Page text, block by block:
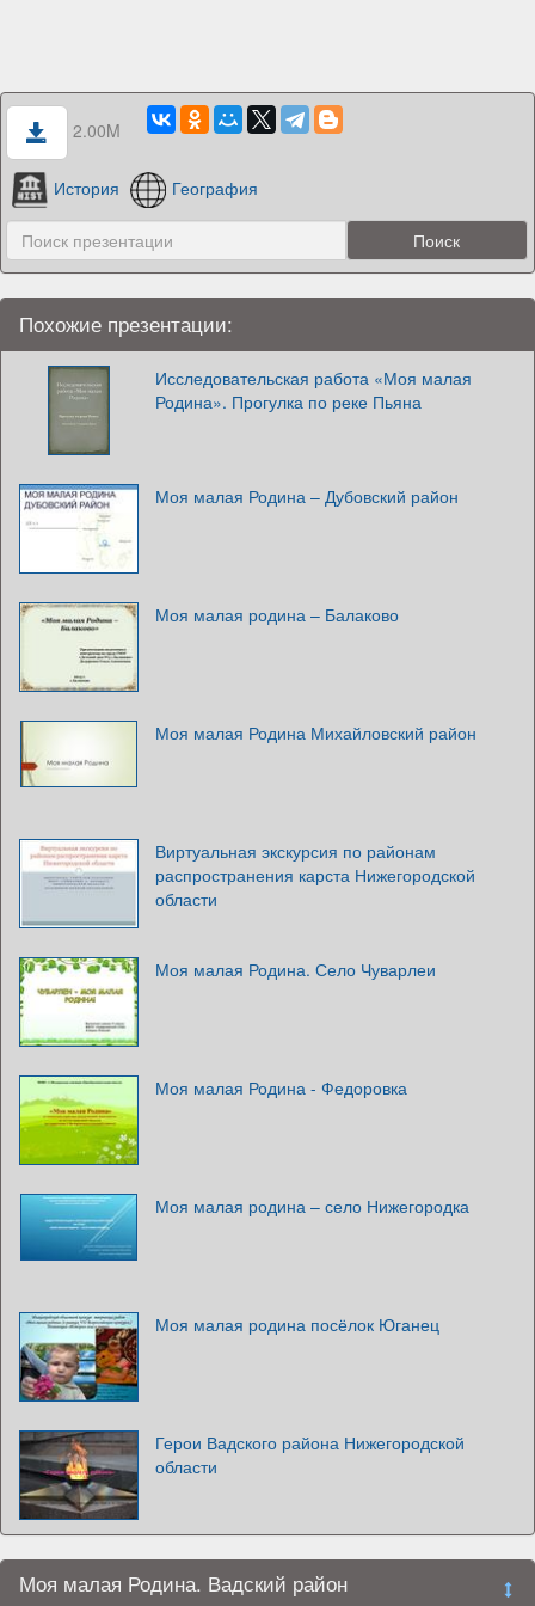
2.00M
История География
Похожие презентации:
Исследовательская работа «Моя малая
Родина». Прогулка по реке Пьяна
Моя малая Родина – Дубовский район
Моя малая родина – Балаково
Моя малая Родина Михайловский район
Виртуальная экскурсия по районам
распространения карста Нижегородской
области
Моя малая Родина. Село Чуварлеи
Моя малая Родина - Федоровка
Моя малая родина – село Нижегородка
Моя малая родина посёлок Юганец
Герои Вадского района Нижегородской
области
Моя малая Родина. Вадский район